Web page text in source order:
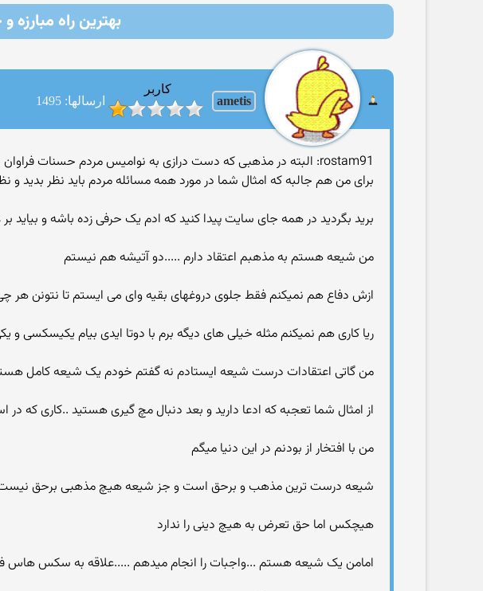
بهترین راه
ametis
کاربر
ارسالها: 1495
rostam91: البته در مذهبی که دست درازی به نوامیس مردم حسنات فراوان داره شاید داشتن فانتزی سکس ضربدری هم دارای فوائد گرانباریه
برای من هم جالبه که امثال شما در مورد همه مسائله مردم باید نظر بدید و
برید بگردید در همه جای سایت پیدا کنید که ادم یک حرفی زده باشه و بیاید بر
من شیعه هستم به مذهبم اعتقاد دارم .....دو آتیشه هم نیستم
ازش دفاع هم نمیکنم فقط جلوی دروغهای بقیه وای می ایستم تا نتونن هر
ریا کاری هم نمیکنم مثله خیلی های دیگه برم با دوتا ایدی بیام یکیسکسی و
من گاتی اعتقادات درست شیعه ایستادم نه گفتم خودم یک شیعه کامل
از امثال شما تعجبه که ادعا دارید و بعد دنبال مچ گیری هستید ..کاری که
من با افتخار از بودنم در این دنیا میگم
شیعه درست ترین مذهب و برحق است و جز شیعه هیچ مذهبی برحق
هیچکس اما حق تعرض به هیچ دینی را ندارد
امامن یک شیعه هستم ...واجبات را انجام میدهم .....علاقه به سکس هاس